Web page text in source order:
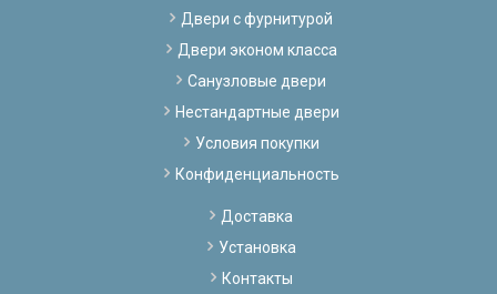
Двери с фурнитурой
Двери эконом класса
Санузловые двери
Нестандартные двери
Условия покупки
Конфиденциальность
Доставка
Установка
Контакты